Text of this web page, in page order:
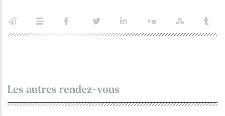
Les autres rendez-vous